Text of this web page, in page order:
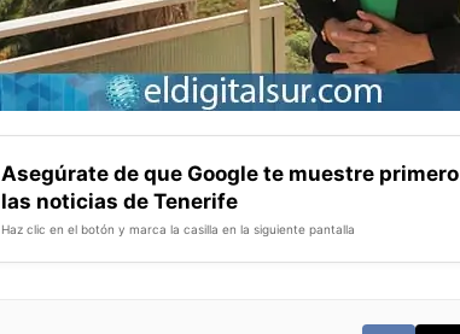
Asegúrate de que Google te muestre primero
las noticias de Tenerife
Haz clic en el botón y marca la casilla en la siguiente pantalla